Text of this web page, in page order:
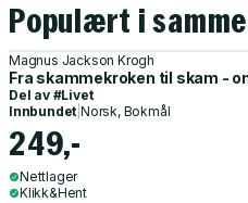
Populært i
Magnus Jackson Krogh
Fra skammekroken til skam -
Del av #Livet
Innbundet |Norsk, Bokmål
249,-
Nettlager
Klikk&Hent